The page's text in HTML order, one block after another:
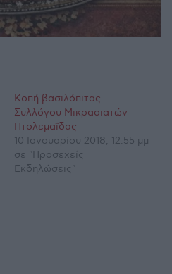
Κοπή βασιλόπιτας
Συλλόγου Μικρασιατών
Πτολεμαΐδας
10 Ιανουαρίου 2018, 12:55 μμ
σε "Προσεχείς
Εκδηλώσεις"